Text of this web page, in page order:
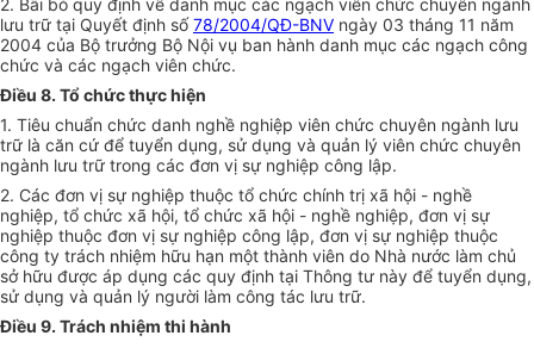
lưu trữ tại Quyết định số78/2004/QĐ-BNV ngày 03 tháng 11 năm
2004 của Bộ trưởng Bộ Nội vụ ban hành danh mục các ngạch công
chức và các ngạch viên chức.
Điều 8. Tổ chức thực hiện
1. Tiêu chuẩn chức danh nghề nghiệp viên chức chuyên ngành lưu
trữ là căn cứ để tuyển dụng, sử dụng và quản lý viên chức chuyên
ngành lưu trữ trong các đơn vị sự nghiệp công lập.
2. Các đơn vị sự nghiệp thuộc tổ chức chính trị xã hội - nghề
nghiệp, tổ chức xã hội, tổ chức xã hội - nghề nghiệp, đơn vị sự
nghiệp thuộc đơn vị sự nghiệp công lập, đơn vị sự nghiệp thuộc
công ty trách nhiệm hữu hạn một thành viên do Nhà nước làm chủ
sở hữu được áp dụng các quy định tại Thông tư này để tuyển dụng,
sử dụng và quản lý người làm công tác lưu trữ.
Điều 9. Trách nhiệm thi hành